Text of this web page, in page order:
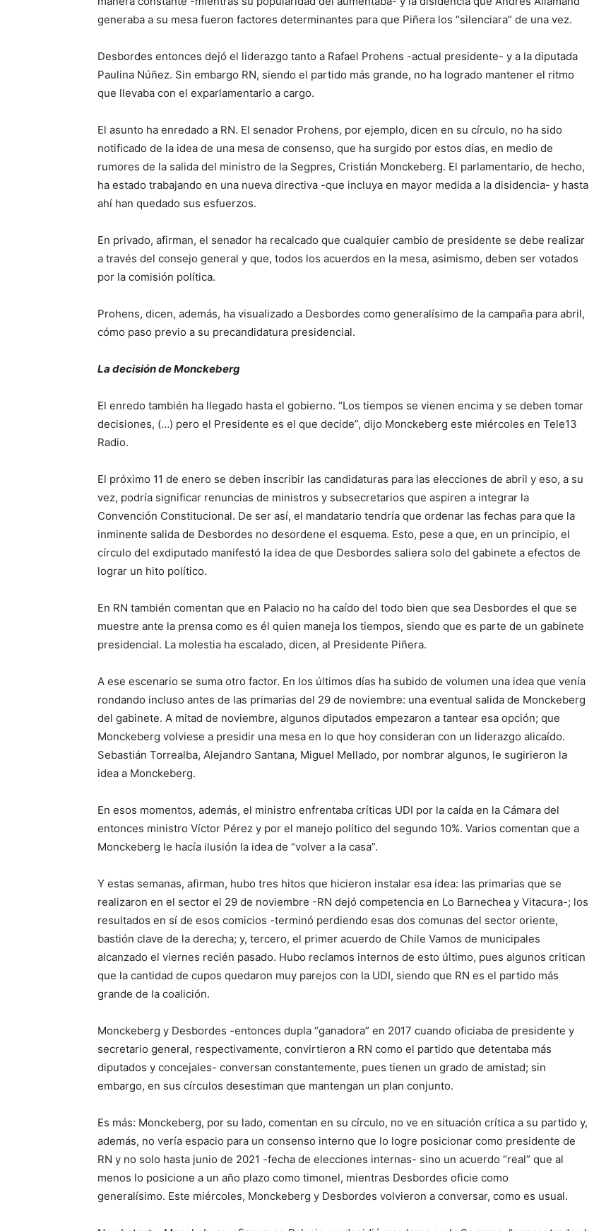
generaba a su mesa fueron factores determinantes para que Piñera los “silenciara” de una vez.
Desbordes entonces dejó el liderazgo tanto a Rafael Prohens -actual presidente- y a la diputada
Paulina Núñez. Sin embargo RN, siendo el partido más grande, no ha logrado mantener el ritmo
que llevaba con el exparlamentario a cargo.
El asunto ha enredado a RN. El senador Prohens, por ejemplo, dicen en su círculo, no ha sido
notificado de la idea de una mesa de consenso, que ha surgido por estos días, en medio de
rumores de la salida del ministro de la Segpres, Cristián Monckeberg. El parlamentario, de hecho,
ha estado trabajando en una nueva directiva -que incluya en mayor medida a la disidencia- y hasta
ahí han quedado sus esfuerzos.
En privado, afirman, el senador ha recalcado que cualquier cambio de presidente se debe realizar
a través del consejo general y que, todos los acuerdos en la mesa, asimismo, deben ser votados
por la comisión política.
Prohens, dicen, además, ha visualizado a Desbordes como generalísimo de la campaña para abril,
cómo paso previo a su precandidatura presidencial.
La decisión de Monckeberg
El enredo también ha llegado hasta el gobierno. “Los tiempos se vienen encima y se deben tomar
decisiones, (…) pero el Presidente es el que decide”, dijo Monckeberg este miércoles en Tele13
Radio.
El próximo 11 de enero se deben inscribir las candidaturas para las elecciones de abril y eso, a su
vez, podría significar renuncias de ministros y subsecretarios que aspiren a integrar la
Convención Constitucional. De ser así, el mandatario tendría que ordenar las fechas para que la
inminente salida de Desbordes no desordene el esquema. Esto, pese a que, en un principio, el
círculo del exdiputado manifestó la idea de que Desbordes saliera solo del gabinete a efectos de
lograr un hito político.
En RN también comentan que en Palacio no ha caído del todo bien que sea Desbordes el que se
muestre ante la prensa como es él quien maneja los tiempos, siendo que es parte de un gabinete
presidencial. La molestia ha escalado, dicen, al Presidente Piñera.
A ese escenario se suma otro factor. En los últimos días ha subido de volumen una idea que venía
rondando incluso antes de las primarias del 29 de noviembre: una eventual salida de Monckeberg
del gabinete. A mitad de noviembre, algunos diputados empezaron a tantear esa opción; que
Monckeberg volviese a presidir una mesa en lo que hoy consideran con un liderazgo alicaído.
Sebastián Torrealba, Alejandro Santana, Miguel Mellado, por nombrar algunos, le sugirieron la
idea a Monckeberg.
En esos momentos, además, el ministro enfrentaba críticas UDI por la caída en la Cámara del
entonces ministro Víctor Pérez y por el manejo político del segundo 10%. Varios comentan que a
Monckeberg le hacía ilusión la idea de “volver a la casa”.
Y estas semanas, afirman, hubo tres hitos que hicieron instalar esa idea: las primarias que se
realizaron en el sector el 29 de noviembre -RN dejó competencia en Lo Barnechea y Vitacura-; los
resultados en sí de esos comicios -terminó perdiendo esas dos comunas del sector oriente,
bastión clave de la derecha; y, tercero, el primer acuerdo de Chile Vamos de municipales
alcanzado el viernes recién pasado. Hubo reclamos internos de esto último, pues algunos critican
que la cantidad de cupos quedaron muy parejos con la UDI, siendo que RN es el partido más
grande de la coalición.
Monckeberg y Desbordes -entonces dupla “ganadora” en 2017 cuando oficiaba de presidente y
secretario general, respectivamente, convirtieron a RN como el partido que detentaba más
diputados y concejales- conversan constantemente, pues tienen un grado de amistad; sin
embargo, en sus círculos desestiman que mantengan un plan conjunto.
Es más: Monckeberg, por su lado, comentan en su círculo, no ve en situación crítica a su partido y,
además, no vería espacio para un consenso interno que lo logre posicionar como presidente de
RN y no solo hasta junio de 2021 -fecha de elecciones internas- sino un acuerdo “real” que al
menos lo posicione a un año plazo como timonel, mientras Desbordes oficie como
generalísimo. Este miércoles, Monckeberg y Desbordes volvieron a conversar, como es usual.